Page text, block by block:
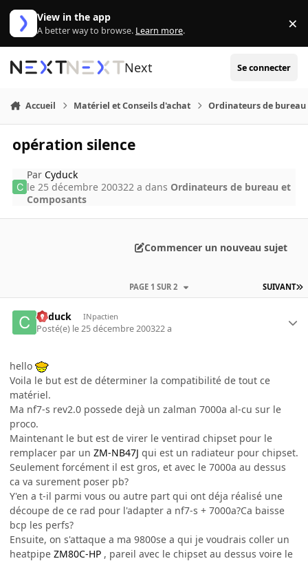
Aller au contenu
View in the app
A better way to browse. Learn more. ×
Next Se connecter
Accueil Matériel et Conseils d'achat Ordinateurs de bureau
opération silence
ParCyduck
le 25 décembre 200322 a dans Ordinateurs de bureau et
Composants
Commencer un nouveau sujet
SUIVANT
PAGE 1 SUR 2
Cyduck INpactien
Posté(e) le 25 décembre 200322 a
hello
Voila le but est de déterminer la compatibilité de tout ce
matériel.
Ma nf7-s rev2.0 possede dejà un zalman 7000a al-cu sur le
proco.
Maintenant le but est de virer le ventirad chipset pour le
remplacer par un ZM-NB47J qui est un radiateur pour chipset.
Seulement forcément il est gros, et avec le 7000a au dessus
ca va surement poser pb?
Y'en a t-il parmi vous ou autre part qui ont déja réalisé une
découpe de ce rad pour l'adapter a nf7-s + 7000a?Ca baisse
bcp les perfs?
Ensuite, on s'attaque a ma 9800se a qui je voudrais coller un
heatpipe ZM80C-HP , pareil avec le chipset au dessus voire le